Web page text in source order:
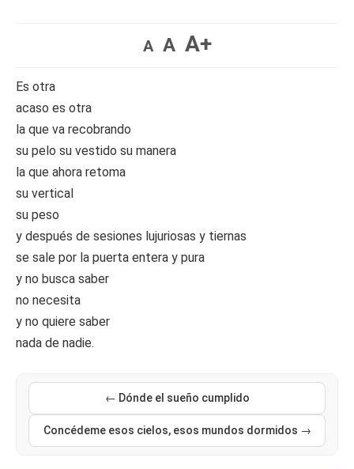
A A A+
Es otra
acaso es otra
la que va recobrando
su pelo su vestido su manera
la que ahora retoma
su vertical
su peso
y después de sesiones lujuriosas y tiernas
se sale por la puerta entera y pura
y no busca saber
no necesita
y no quiere saber
nada de nadie.
← Dónde el sueño cumplido
Concédeme esos cielos, esos mundos dormidos →